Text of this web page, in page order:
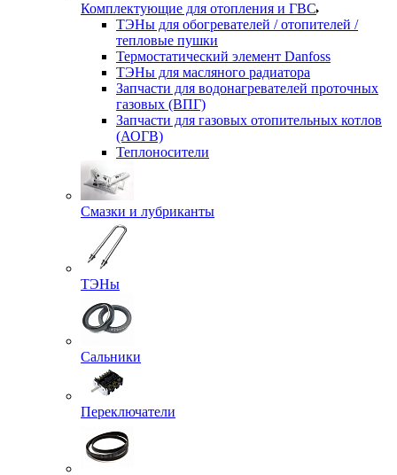
Комплектующие для отопления и ГВС
ТЭНы для обогревателей / отопителей /
тепловые пушки
Термостатический элемент Danfoss
ТЭНы для масляного радиатора
Запчасти для водонагревателей проточных
газовых (ВПГ)
Запчасти для газовых отопительных котлов
(АОГВ)
Теплоносители
Смазки и лубриканты
ТЭНы
Сальники
Переключатели